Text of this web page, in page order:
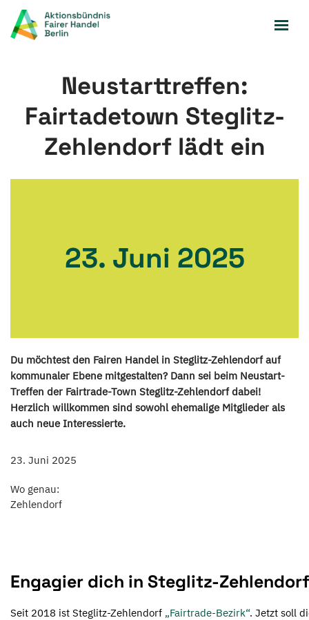
Zum
Neustarttreffen:
Fairtadetown Steglitz-
Zehlendorf lädt ein
23. Juni 2025
Du möchtest den Fairen Handel in Steglitz-Zehlendorf auf
kommunaler Ebene mitgestalten? Dann sei beim Neustart-
Treffen der Fairtrade-Town Steglitz-Zehlendorf dabei!
Herzlich willkommen sind sowohl ehemalige Mitglieder als
auch neue Interessierte.
23. Juni 2025
Wo genau:
Zehlendorf
Engagier dich in Steglitz-
Seit 2018 ist Steglitz-Zehlendorf „Fairtrade-Bezirk“. Jetzt soll